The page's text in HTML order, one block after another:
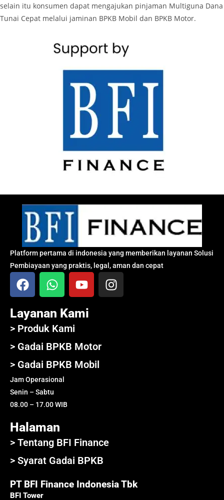
selain itu konsumen dapat mengajukan pinjaman Multiguna Dana
Tunai Cepat melalui jaminan BPKB Mobil dan BPKB Motor.
Platform pertama di indonesia yang memberikan layanan Solusi
Pembiayaan yang praktis, legal, aman dan cepat
Layanan Kami
> Produk Kami
> Gadai BPKB Motor
> Gadai BPKB Mobil
Jam Operasional
Senin – Sabtu
08.00 – 17.00 WIB
Halaman
> Tentang BFI Finance
> Syarat Gadai BPKB
PT BFI Finance Indonesia Tbk
BFI Tower